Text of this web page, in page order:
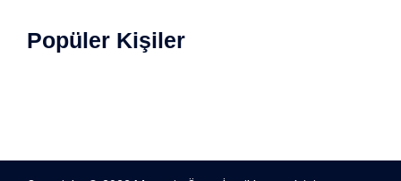
Popüler Kişiler